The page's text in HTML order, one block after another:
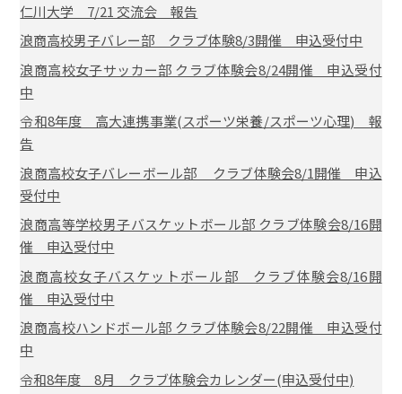
仁川大学 7/21 交流会 報告
浪商高校男子バレー部 クラブ体験8/3開催 申込受付中
浪商高校女子サッカー部 クラブ体験会8/24開催 申込受付
中
令和8年度 高大連携事業(スポーツ栄養/スポーツ心理) 報
告
浪商高校女子バレーボール部 クラブ体験会8/1開催 申込
受付中
浪商高等学校男子バスケットボール部 クラブ体験会8/16開
催 申込受付中
浪商高校女子バスケットボール部 クラブ体験会8/16開
催 申込受付中
浪商高校ハンドボール部 クラブ体験会8/22開催 申込受付
中
令和8年度 8月 クラブ体験会カレンダー(申込受付中)